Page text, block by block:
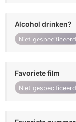
Alcohol drinken?
Niet gespecificeerd
Favoriete film
Niet gespecificeerd